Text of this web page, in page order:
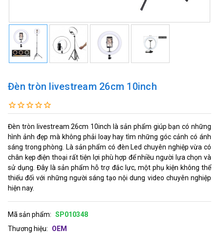
Đèn tròn livestream 26cm 10inch
Đèn tròn livestream 26cm 10inch là sản phẩm giúp bạn có những
hình ảnh đẹp mà không phải loay hay tìm những góc cảnh có ánh
sáng trong phòng. Là sản phẩm có đèn Led chuyên nghiệp vừa có
chân kẹp điện thoại rất tiện lợi phù hợp để nhiều người lựa chọn và
sử dụng. Đây là sản phẩm hỗ trợ đắc lực, một phụ kiện không thể
thiếu đối với những người sáng tạo nội dung video chuyên nghiệp
hiện nay.
Mã sản phẩm: SP010348
Thương hiệu:
OEM